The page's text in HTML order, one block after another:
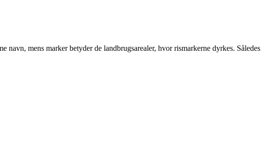
mens marker betyder de landbrugsarealer, hvor rismarkerne dyrkes. Således